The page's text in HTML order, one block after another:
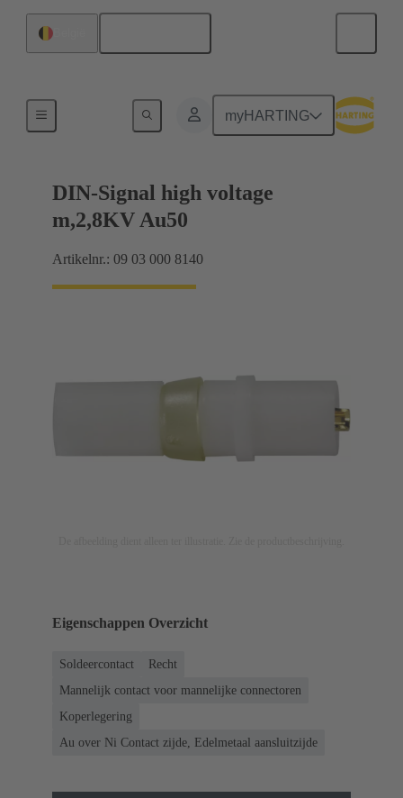
myHARTING
Kabelconnectoren en kabelmodules
DIN-Signal high voltage
m,2,8KV Au50
Artikelnr.: 09 03 000 8140
Eigenschappen Overzicht
Soldeercontact
Recht
Mannelijk contact voor mannelijke connectoren
Koperlegering
Au over Ni Contact zijde, Edelmetaal aansluitzijde